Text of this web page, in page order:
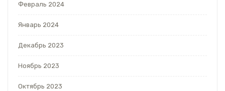
Февраль 2024
Январь 2024
Декабрь 2023
Ноябрь 2023
Октябрь 2023